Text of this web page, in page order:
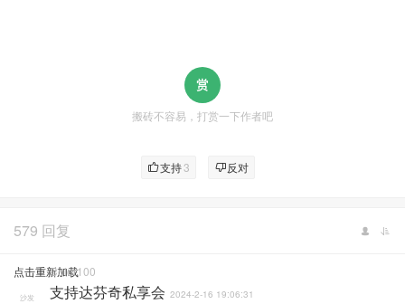
搬砖不容易，打赏一下作者吧
支持3 反对
579 回复
点击重新加载
Color100
沙发 支持达芬奇私享会 2024-2-16 19:06:31